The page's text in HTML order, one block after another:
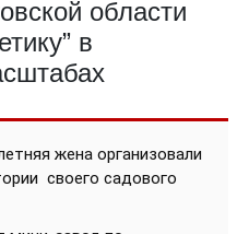
области
в
жена организовали
своего садового